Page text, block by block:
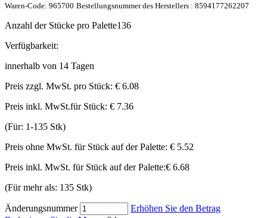
Waren-Code: 965700 Bestellungsnummer des Herstellers : 8594177262207
Anzahl der Stücke pro Palette136
Verfügbarkeit:
innerhalb von 14 Tagen
Preis zzgl. MwSt. pro Stück: € 6.08
Preis inkl. MwSt.für Stück: € 7.36
(Für: 1-135 Stk)
Preis ohne MwSt. für Stück auf der Palette: € 5.52
Preis inkl. MwSt. für Stück auf der Palette:€ 6.68
(Für mehr als: 135 Stk)
Änderungsnummer
Erhöhen Sie den Betrag